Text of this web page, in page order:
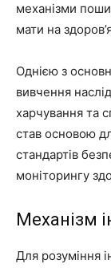
механізми
мати на
Однією з
вивчення
харчування та
став основою
стандартів
моніторингу
Механізм
Для розуміння